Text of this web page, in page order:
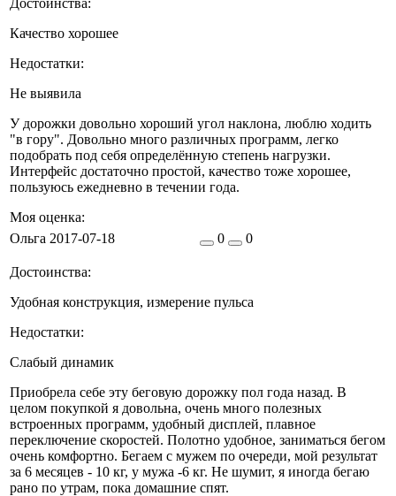
Качество хорошее
Недостатки:
Не выявила
У дорожки довольно хороший угол наклона, люблю ходить
"в гору". Довольно много различных программ, легко
подобрать под себя определённую степень нагрузки.
Интерфейс достаточно простой, качество тоже хорошее,
пользуюсь ежедневно в течении года.
Моя оценка:
Ольга 2017-07-18 0 0
Достоинства:
Удобная конструкция, измерение пульса
Недостатки:
Слабый динамик
Приобрела себе эту беговую дорожку пол года назад. В
целом покупкой я довольна, очень много полезных
встроенных программ, удобный дисплей, плавное
переключение скоростей. Полотно удобное, заниматься бегом
очень комфортно. Бегаем с мужем по очереди, мой результат
за 6 месяцев - 10 кг, у мужа -6 кг. Не шумит, я иногда бегаю
рано по утрам, пока домашние спят.